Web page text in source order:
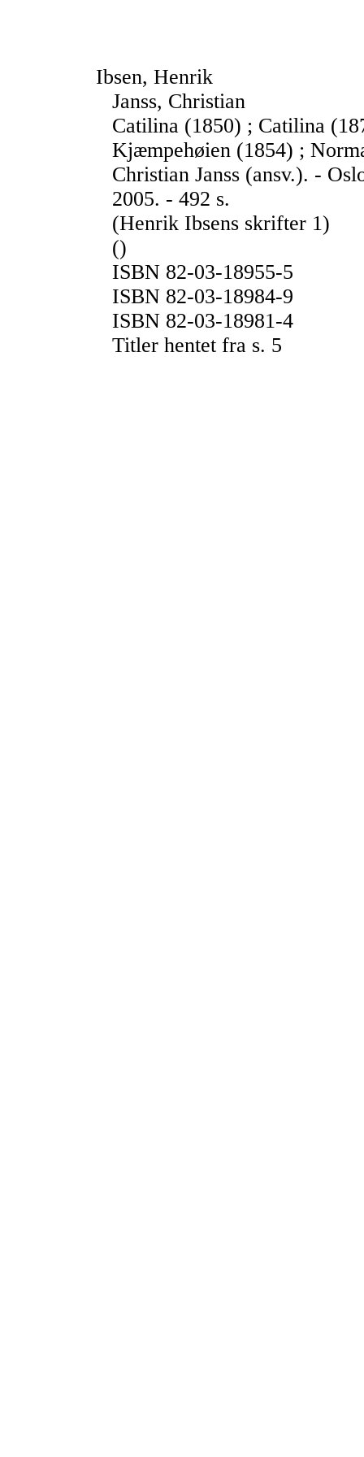
Ibsen, Henrik
Janss, Christian
Catilina (1850) ; Catilina
Kjæmpehøien (1854) ;
Christian Janss (ansv.). -
2005. - 492 s.
(Henrik Ibsens skrifter 1)
()
ISBN 82-03-18955-5
ISBN 82-03-18984-9
ISBN 82-03-18981-4
Titler hentet fra s. 5